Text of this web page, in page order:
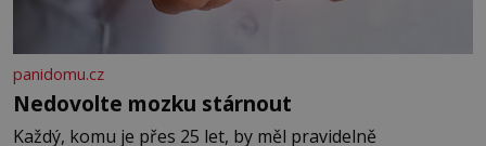
panidomu.cz
Nedovolte mozku stárnout
Každý, komu je přes 25 let, by měl pravidelně